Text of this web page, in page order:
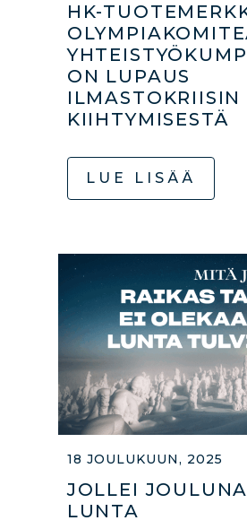
HK-
ON LUPAUS
ILMASTOKRIISIN
KIIHTYMISESTÄ
LUE LISÄÄ
18 JOULUKUUN, 2025
JOLLEI
LUNTA